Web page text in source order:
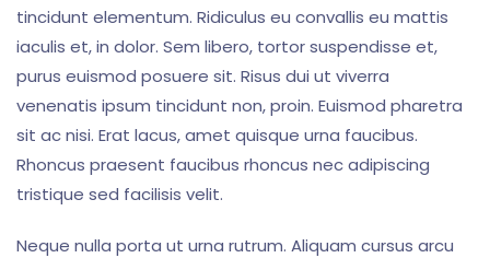
tincidunt elementum. Ridiculus eu convallis eu mattis
iaculis et, in dolor. Sem libero, tortor suspendisse et,
purus euismod posuere sit. Risus dui ut viverra
venenatis ipsum tincidunt non, proin. Euismod pharetra
sit ac nisi. Erat lacus, amet quisque urna faucibus.
Rhoncus praesent faucibus rhoncus nec adipiscing
tristique sed facilisis velit.
Neque nulla porta ut urna rutrum. Aliquam cursus arcu